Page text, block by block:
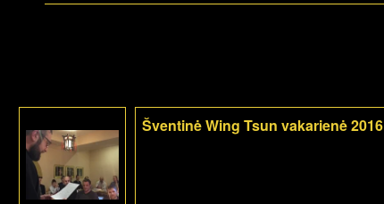
Šventinė Wing Tsun vakarienė 2016